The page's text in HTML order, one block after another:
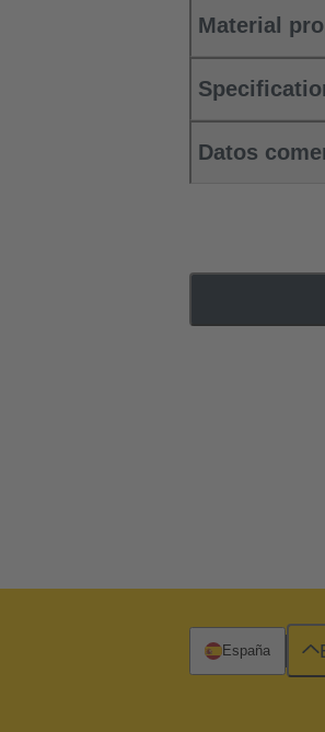
Material
Datos
España